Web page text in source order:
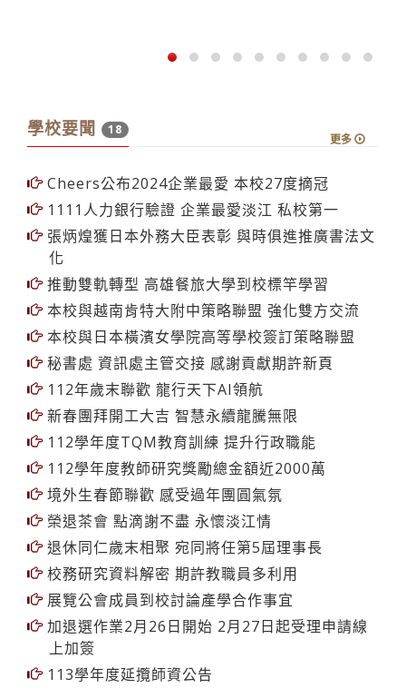
學校要聞 18
更多
Cheers公布2024企業最愛 本校27度摘冠
1111人力銀行驗證 企業最愛淡江 私校第一
張炳煌獲日本外務大臣表彰 與時俱進推廣書法文
化
推動雙軌轉型 高雄餐旅大學到校標竿學習
本校與越南肯特大附中策略聯盟 強化雙方交流
本校與日本橫濱女學院高等學校簽訂策略聯盟
秘書處 資訊處主管交接 感謝貢獻期許新頁
112年歲末聯歡 龍行天下AI領航
新春團拜開工大吉 智慧永續龍騰無限
112學年度TQM教育訓練 提升行政職能
112學年度教師研究獎勵總金額近2000萬
境外生春節聯歡 感受過年團圓氣氛
榮退茶會 點滴謝不盡 永懷淡江情
退休同仁歲末相聚 宛同將任第5屆理事長
校務研究資料解密 期許教職員多利用
展覽公會成員到校討論產學合作事宜
加退選作業2月26日開始 2月27日起受理申請線
上加簽
113學年度延攬師資公告